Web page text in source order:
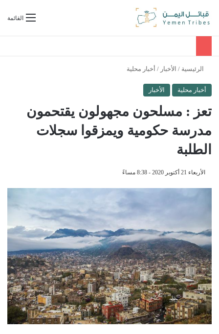
القائمةبحث عن
الرئيسية / الأخبار / أخبار محلية
أخبار محلية الأخبار
تعز : مسلحون مجهولون يقتحمون
مدرسة حكومية ويمزقوا سجلات
الطلبة
الأربعاء 21 أكتوبر 2020 - 8:38 مساءً